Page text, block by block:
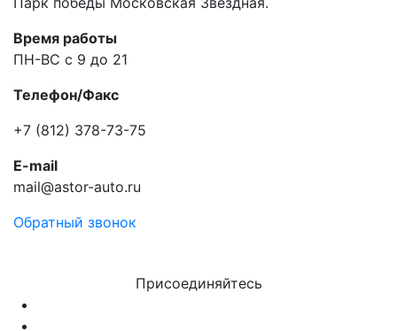
Время работы
ПН-ВС с 9 до 21
Телефон/Факс
+7 (812) 378-73-75
E-mail
mail@astor-auto.ru
Обратный звонок
Присоединяйтесь